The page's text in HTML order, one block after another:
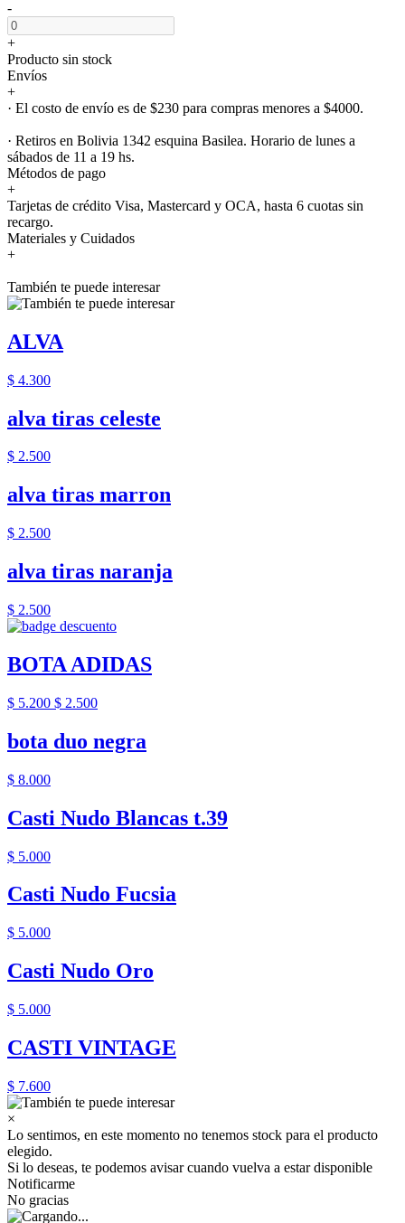
-
+
Producto sin stock
Envíos
+
· El costo de envío es de $230 para compras menores a $4000.
· Retiros en Bolivia 1342 esquina Basilea. Horario de lunes a
sábados de 11 a 19 hs.
Métodos de pago
+
Tarjetas de crédito Visa, Mastercard y OCA, hasta 6 cuotas sin
recargo.
Materiales y Cuidados
+
También te puede interesar
ALVA
$ 4.300
alva tiras celeste
$ 2.500
alva tiras marron
$ 2.500
alva tiras naranja
$ 2.500
BOTA ADIDAS
$ 5.200 $ 2.500
bota duo negra
$ 8.000
Casti Nudo Blancas t.39
$ 5.000
Casti Nudo Fucsia
$ 5.000
Casti Nudo Oro
$ 5.000
CASTI VINTAGE
$ 7.600
×
Lo sentimos, en este momento no tenemos stock para el producto
elegido.
Si lo deseas, te podemos avisar cuando vuelva a estar disponible
Notificarme
No gracias